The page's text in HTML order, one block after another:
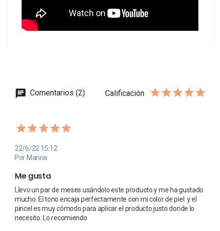
Comentarios (2) Calificación
22/6/22 15:12
Por Marina
Me gusta
Llevo un par de meses usándolo este producto y me ha gustado
mucho. El tono encaja perfectamente con mi color de piel  y el
pincel es muy cómodo para aplicar el producto justo donde lo
necesito. Lo recomiendo